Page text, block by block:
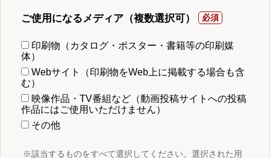
ご使用になるメディア（複数選択可）
印刷物（カタログ・ポスター・書籍等の印刷媒
体）
Webサイト（印刷物をWeb上に掲載する場合も含
む）
映像作品・TV番組など（動画投稿サイトへの投稿
作品にはご使用いただけません）
その他
※該当するものをすべて選択してください。選択された用